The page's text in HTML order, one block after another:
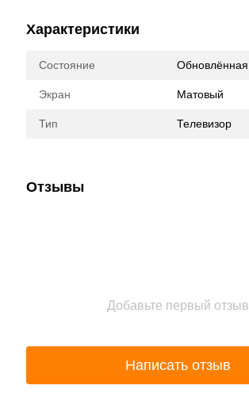
Характеристики
Состояние Обновлённая
Экран Матовый
Тип Телевизор
Отзывы
Добавьте первый отзыв
Написать отзыв